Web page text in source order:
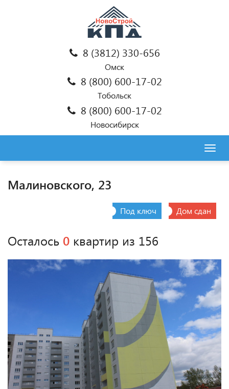
8 (3812) 330-656
Омск
8 (800) 600-17-02
Тобольск
8 (800) 600-17-02
Новосибирск
Малиновского, 23
Под ключ Дом сдан
Осталось 0 квартир из 156